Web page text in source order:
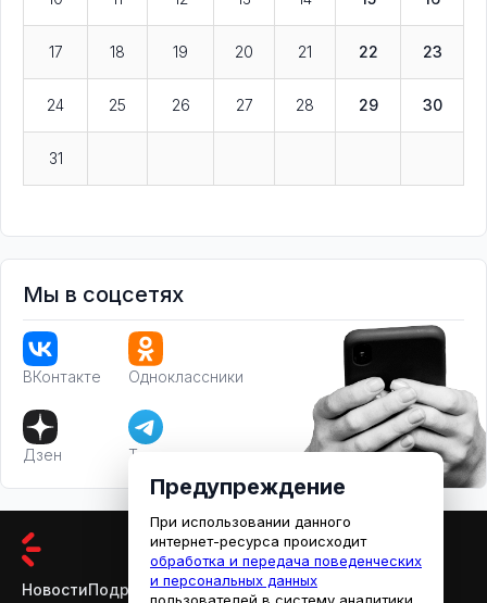
17 18 19 20 21 22 23
24 25 26 27 28 29 30
31
Мы в соцсетях
ВКонтакте Одноклассники
Дзен Телеграм
НовостиПодробностиАфишаКино
Предупреждение
При использовании данного
интернет-ресурса происходит
обработка и передача поведенческих
и персональных данных